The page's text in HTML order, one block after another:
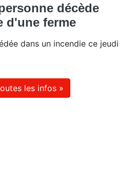
décède
d'une ferme
dans un incendie ce jeudi
les infos »